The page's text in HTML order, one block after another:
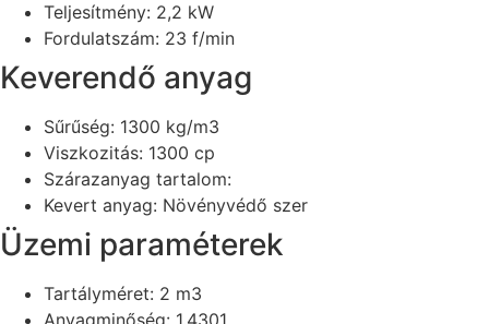
Teljesítmény: 2,2 kW
Fordulatszám: 23 f/min
Keverendő anyag
Sűrűség: 1300 kg/m3
Viszkozitás: 1300 cp
Szárazanyag tartalom:
Kevert anyag: Növényvédő szer
Üzemi paraméterek
Tartályméret: 2 m3
Anyagminőség: 1.4301